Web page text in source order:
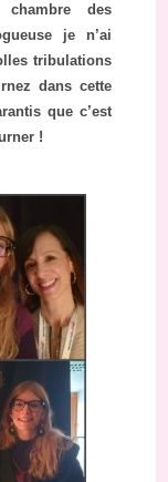
des
je n’ai
tribulations
dans cette
que c’est
!